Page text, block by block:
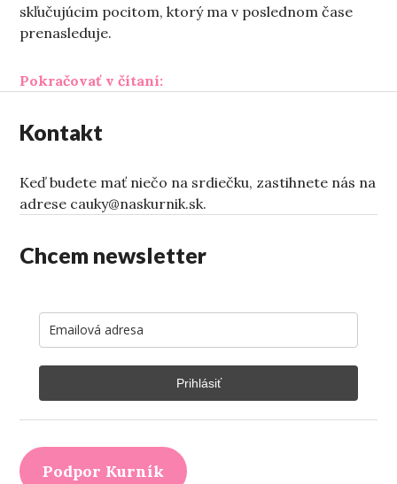
skľučujúcim pocitom, ktorý ma v poslednom čase
prenasleduje.
Pokračovať v čítaní:„Nite“
Kontakt
Keď budete mať niečo na srdiečku, zastihnete nás na
adrese cauky@naskurnik.sk.
Chcem newsletter
Prihlásiť
Podpor Kurník